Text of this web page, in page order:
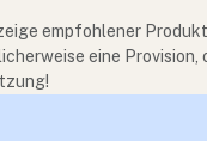
empfohlener
eine